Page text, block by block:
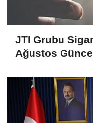
JTI Grubu
Ağustos